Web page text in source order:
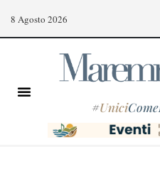
8 Agosto 2026
#Unici